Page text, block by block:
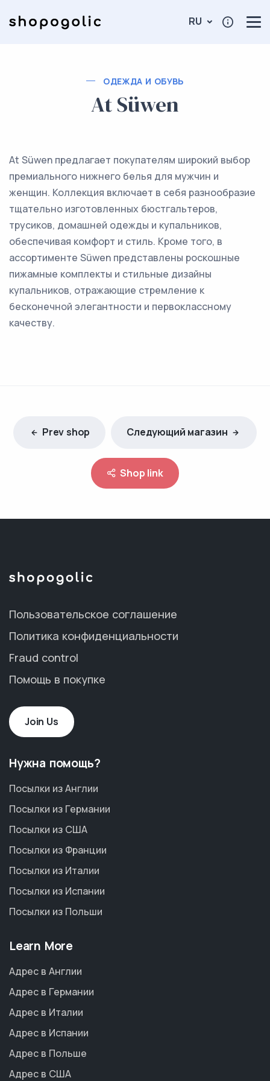
RU
ОДЕЖДА И ОБУВЬ
At Süwen
At Süwen предлагает покупателям широкий выбор
премиального нижнего белья для мужчин и
женщин. Коллекция включает в себя разнообразие
тщательно изготовленных бюстгальтеров,
трусиков, домашней одежды и купальников,
обеспечивая комфорт и стиль. Кроме того, в
ассортименте Süwen представлены роскошные
пижамные комплекты и стильные дизайны
купальников, отражающие стремление к
бесконечной элегантности и первоклассному
качеству.
Prev shop Следующий магазин
Shop link
Пользовательское соглашение
Политика конфиденциальности
Fraud control
Помощь в покупке
Join Us
Нужна помощь?
Посылки из Англии
Посылки из Германии
Посылки из США
Посылки из Франции
Посылки из Италии
Посылки из Испании
Посылки из Польши
Learn More
Адрес в Англии
Адрес в Германии
Адрес в Италии
Адрес в Испании
Адрес в Польше
Адрес в США